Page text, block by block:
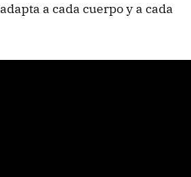
a cada cuerpo y a cada